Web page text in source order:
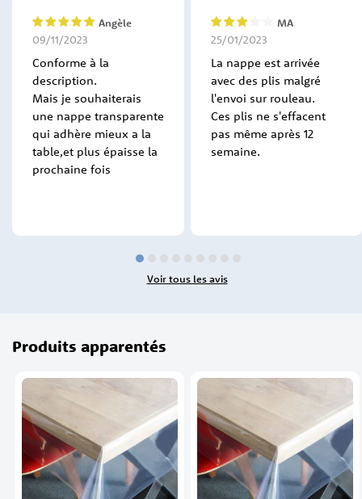
100%
Angèle
09/11/2023
Conforme à la
description.
Mais je souhaiterais
une nappe transparente
qui adhère mieux a la
table,et plus épaisse la
prochaine fois
60%
MA
25/01/2023
La nappe est arrivée
avec des plis malgré
l'envoi sur rouleau.
Ces plis ne s'effacent
pas même après 12
semaine.
Voir tous les avis
Produits apparentés